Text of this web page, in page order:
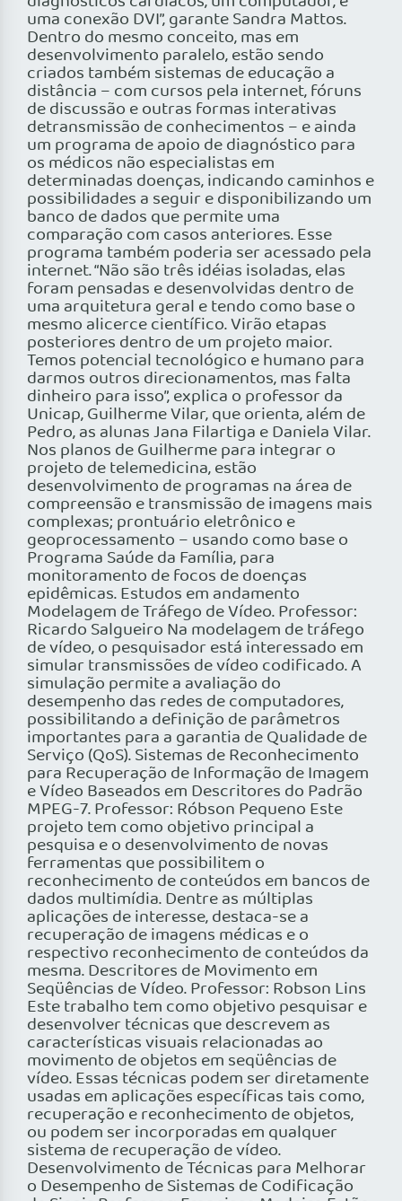
uma conexão DVI”, garante Sandra Mattos.
Dentro do mesmo conceito, mas em
desenvolvimento paralelo, estão sendo
criados também sistemas de educação a
distância – com cursos pela internet, fóruns
de discussão e outras formas interativas
detransmissão de conhecimentos – e ainda
um programa de apoio de diagnóstico para
os médicos não especialistas em
determinadas doenças, indicando caminhos e
possibilidades a seguir e disponibilizando um
banco de dados que permite uma
comparação com casos anteriores. Esse
programa também poderia ser acessado pela
internet. “Não são três idéias isoladas, elas
foram pensadas e desenvolvidas dentro de
uma arquitetura geral e tendo como base o
mesmo alicerce científico. Virão etapas
posteriores dentro de um projeto maior.
Temos potencial tecnológico e humano para
darmos outros direcionamentos, mas falta
dinheiro para isso”, explica o professor da
Unicap, Guilherme Vilar, que orienta, além de
Pedro, as alunas Jana Filartiga e Daniela Vilar.
Nos planos de Guilherme para integrar o
projeto de telemedicina, estão
desenvolvimento de programas na área de
compreensão e transmissão de imagens mais
complexas; prontuário eletrônico e
geoprocessamento – usando como base o
Programa Saúde da Família, para
monitoramento de focos de doenças
epidêmicas. Estudos em andamento
Modelagem de Tráfego de Vídeo. Professor:
Ricardo Salgueiro Na modelagem de tráfego
de vídeo, o pesquisador está interessado em
simular transmissões de vídeo codificado. A
simulação permite a avaliação do
desempenho das redes de computadores,
possibilitando a definição de parâmetros
importantes para a garantia de Qualidade de
Serviço (QoS). Sistemas de Reconhecimento
para Recuperação de Informação de Imagem
e Vídeo Baseados em Descritores do Padrão
MPEG-7. Professor: Róbson Pequeno Este
projeto tem como objetivo principal a
pesquisa e o desenvolvimento de novas
ferramentas que possibilitem o
reconhecimento de conteúdos em bancos de
dados multimídia. Dentre as múltiplas
aplicações de interesse, destaca-se a
recuperação de imagens médicas e o
respectivo reconhecimento de conteúdos da
mesma. Descritores de Movimento em
Seqüências de Vídeo. Professor: Robson Lins
Este trabalho tem como objetivo pesquisar e
desenvolver técnicas que descrevem as
características visuais relacionadas ao
movimento de objetos em seqüências de
vídeo. Essas técnicas podem ser diretamente
usadas em aplicações específicas tais como,
recuperação e reconhecimento de objetos,
ou podem ser incorporadas em qualquer
sistema de recuperação de vídeo.
Desenvolvimento de Técnicas para Melhorar
o Desempenho de Sistemas de Codificação